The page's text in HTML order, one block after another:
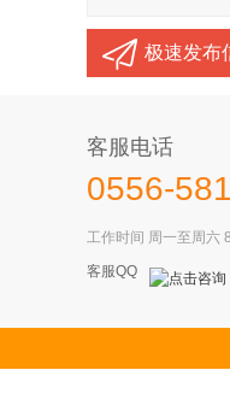
极速发布
客服电话
0556-
工作时间 周一至周六
客服QQ